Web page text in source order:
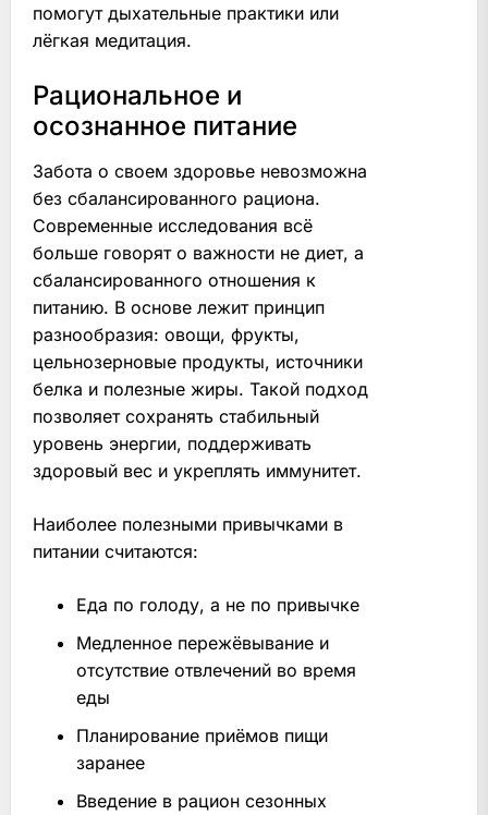
помогут дыхательные практики или
лёгкая медитация.
Рациональное и
осознанное питание
Забота о своем здоровье невозможна
без сбалансированного рациона.
Современные исследования всё
больше говорят о важности не диет, а
сбалансированного отношения к
питанию. В основе лежит принцип
разнообразия: овощи, фрукты,
цельнозерновые продукты, источники
белка и полезные жиры. Такой подход
позволяет сохранять стабильный
уровень энергии, поддерживать
здоровый вес и укреплять иммунитет.
Наиболее полезными привычками в
питании считаются:
Еда по голоду, а не по привычке
Медленное пережёвывание и
отсутствие отвлечений во время
еды
Планирование приёмов пищи
заранее
Введение в рацион сезонных